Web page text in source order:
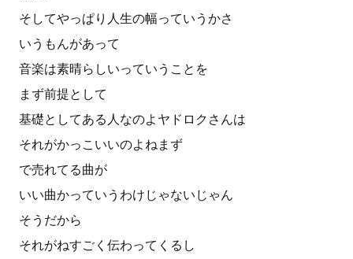
そしてやっぱり人生の幅っていうかさ
いうもんがあって
音楽は素晴らしいっていうことを
まず前提として
基礎としてある人なのよヤドロクさんは
それがかっこいいのよねまず
で売れてる曲が
いい曲かっていうわけじゃないじゃん
そうだから
それがねすごく伝わってくるし